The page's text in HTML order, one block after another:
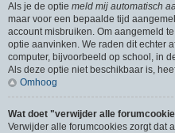
Als je de optie meld mij automatisch
maar voor een bepaalde tijd
account misbruiken. Om aangemeld
optie aanvinken. We raden dit echter
computer, bijvoorbeeld op school, in
Als deze optie niet beschikbaar is,
Omhoog
Wat doet "verwijder alle
Verwijder alle forumcookies zorgt dat